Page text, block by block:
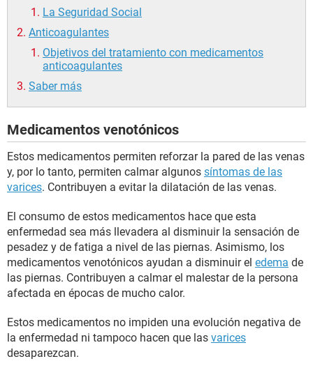
La Seguridad Social
Anticoagulantes
Objetivos del tratamiento con medicamentos
anticoagulantes
Saber más
Medicamentos venotónicos
Estos medicamentos permiten reforzar la pared de las venas
y, por lo tanto, permiten calmar algunos síntomas de las
varices. Contribuyen a evitar la dilatación de las venas.
El consumo de estos medicamentos hace que esta
enfermedad sea más llevadera al disminuir la sensación de
pesadez y de fatiga a nivel de las piernas. Asimismo, los
medicamentos venotónicos ayudan a disminuir el edema de
las piernas. Contribuyen a calmar el malestar de la persona
afectada en épocas de mucho calor.
Estos medicamentos no impiden una evolución negativa de
la enfermedad ni tampoco hacen que las varices
desaparezcan.